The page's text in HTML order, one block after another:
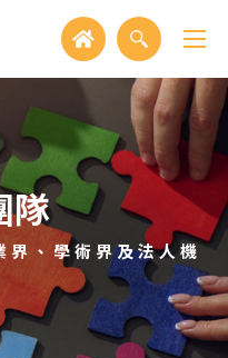
隊
界、學術界及法人機